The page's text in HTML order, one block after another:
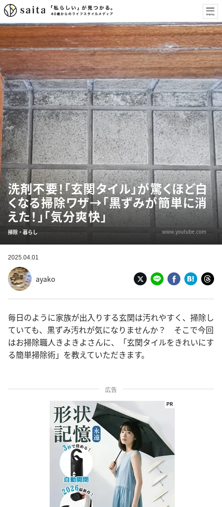
洗剤不要！「玄関タイル」が驚くほど白
くなる掃除ワザ→「黒ずみが簡単に消
えた！」「気分爽快」
掃除・暮らし www.youtube.com
2025.04.01
ayako
毎日のように家族が出入りする玄関は汚れやすく、掃除し
ていても、黒ずみ汚れが気になりませんか？ そこで今回
はお掃除職人きよきよさんに、「玄関タイルをきれいにす
る簡単掃除術」を教えていただきます。
広告